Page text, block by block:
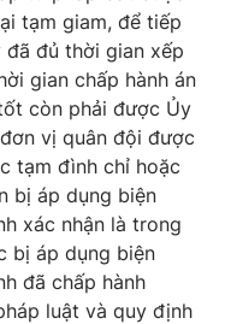
tử số 483/GP-BTTTT
Phạm Quốc Thắng,
355 932
tạm giam, để tiếp
đã đủ thời gian xếp
gian chấp hành án
còn phải được Ủy
vị quân đội được
tạm đình chỉ hoặc
bị áp dụng biện
xác nhận là trong
bị áp dụng biện
đã chấp hành
luật và quy định